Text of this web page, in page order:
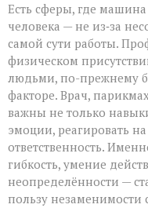
Есть сферы, где
человека — не из‑за
самой сути работы.
физическом
людьми, по-прежнему
факторе. Врач,
важны не только
эмоции, реагировать
ответственность.
гибкость, умение
неопределённости —
пользу незаменимости